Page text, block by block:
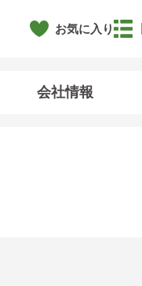
お気に入り
会社情報